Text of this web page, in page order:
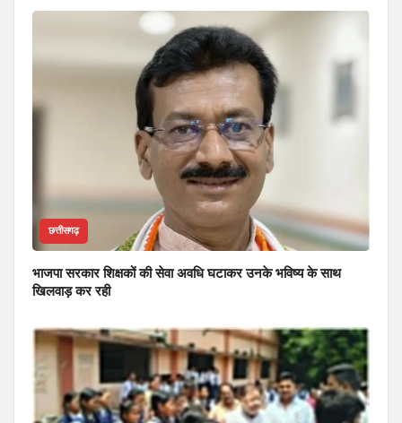
छत्तीसगढ़
भाजपा सरकार शिक्षकों की सेवा अवधि घटाकर उनके भविष्य के साथ
खिलवाड़ कर रही